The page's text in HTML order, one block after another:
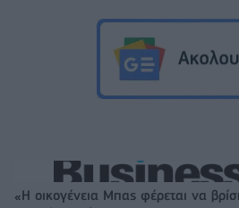
«Η οικογένεια Μπας φέρεται να